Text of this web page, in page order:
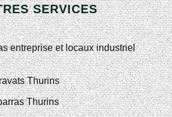
SERVICES
entreprise et locaux industriel
Thurins
Thurins